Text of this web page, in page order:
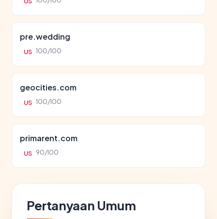
pre.wedding
US 100/100
geocities.com
US 100/100
primarent.com
US 90/100
Pertanyaan Umum